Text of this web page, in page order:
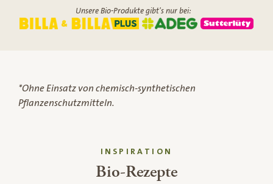
Unsere Bio-Produkte gibt's nur bei:
*Ohne Einsatz von chemisch-synthetischen
Pflanzenschutzmitteln.
INSPIRATION
Bio-Rezepte